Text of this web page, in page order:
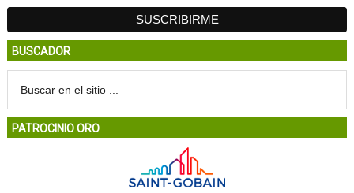
BUSCADOR
PATROCINIO ORO